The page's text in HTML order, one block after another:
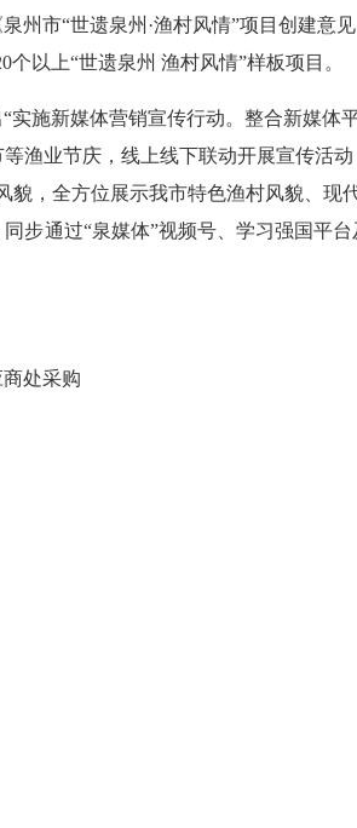
市“世遗泉州·渔村风情”项目创建意
以上“世遗泉州 渔村风情”样板项目。
新媒体营销宣传行动。整合新媒体
渔业节庆，线上线下联动开展宣传活
，全方位展示我市特色渔村风貌、现
步通过“泉媒体”视频号、学习强国平
处采购